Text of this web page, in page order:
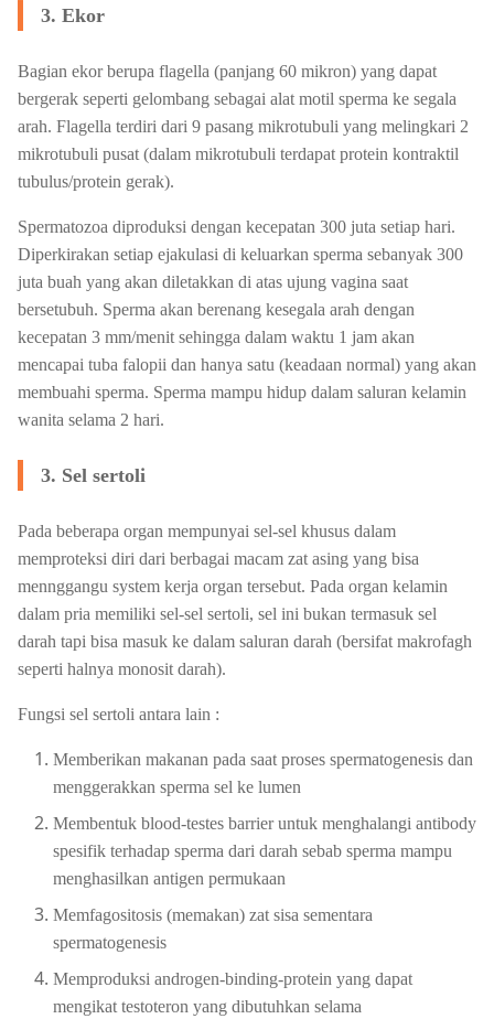
3. Ekor
Bagian ekor berupa flagella (panjang 60 mikron) yang dapat
bergerak seperti gelombang sebagai alat motil sperma ke segala
arah. Flagella terdiri dari 9 pasang mikrotubuli yang melingkari 2
mikrotubuli pusat (dalam mikrotubuli terdapat protein kontraktil
tubulus/protein gerak).
Spermatozoa diproduksi dengan kecepatan 300 juta setiap hari.
Diperkirakan setiap ejakulasi di keluarkan sperma sebanyak 300
juta buah yang akan diletakkan di atas ujung vagina saat
bersetubuh. Sperma akan berenang kesegala arah dengan
kecepatan 3 mm/menit sehingga dalam waktu 1 jam akan
mencapai tuba falopii dan hanya satu (keadaan normal) yang akan
membuahi sperma. Sperma mampu hidup dalam saluran kelamin
wanita selama 2 hari.
3. Sel sertoli
Pada beberapa organ mempunyai sel-sel khusus dalam
memproteksi diri dari berbagai macam zat asing yang bisa
mennggangu system kerja organ tersebut. Pada organ kelamin
dalam pria memiliki sel-sel sertoli, sel ini bukan termasuk sel
darah tapi bisa masuk ke dalam saluran darah (bersifat makrofagh
seperti halnya monosit darah).
Fungsi sel sertoli antara lain :
Memberikan makanan pada saat proses spermatogenesis dan
menggerakkan sperma sel ke lumen
Membentuk blood-testes barrier untuk menghalangi antibody
spesifik terhadap sperma dari darah sebab sperma mampu
menghasilkan antigen permukaan
Memfagositosis (memakan) zat sisa sementara
spermatogenesis
Memproduksi androgen-binding-protein yang dapat
mengikat testoteron yang dibutuhkan selama